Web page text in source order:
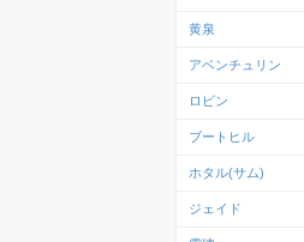
黄泉
アベンチュリン
ロビン
ブートヒル
ホタル(サム)
ジェイド